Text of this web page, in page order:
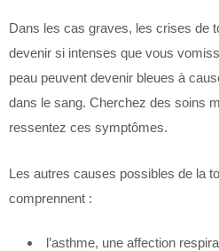
Dans les cas graves, les crises de
devenir si intenses que vous
peau peuvent devenir bleues à
dans le sang. Cherchez des soins
ressentez ces symptômes.
Les autres causes possibles de la
comprennent :
l’asthme, une affection